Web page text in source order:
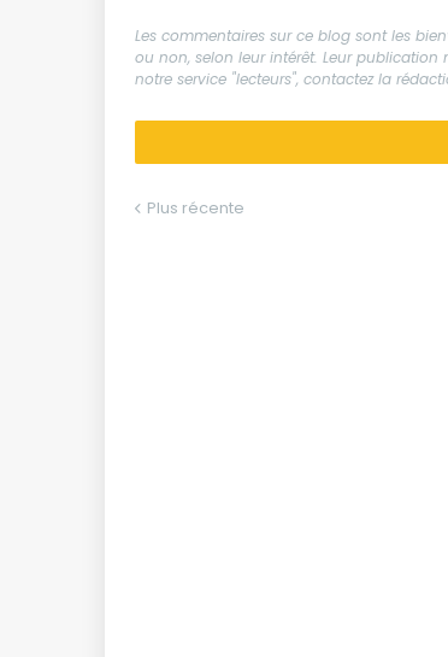
Les commentaires sur ce blog sont les
ou non, selon leur intérêt. Leur
notre service "lecteurs", contactez la
Plus récente